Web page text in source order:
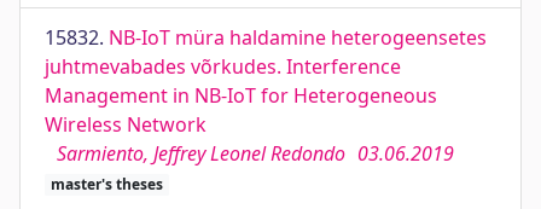
15832. NB-IoT müra haldamine heterogeensetes
juhtmevabades võrkudes. Interference
Management in NB-IoT for Heterogeneous
Wireless Network
Sarmiento, Jeffrey Leonel Redondo 03.06.2019
master's theses